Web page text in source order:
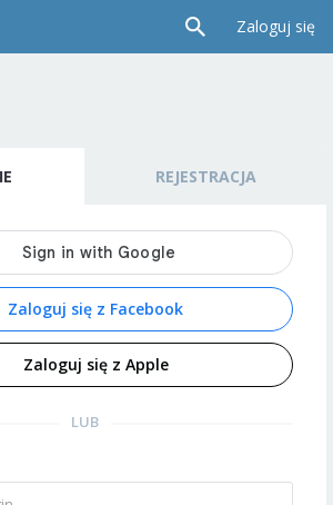
Zaloguj się
REJESTRACJA
Zaloguj się z Facebook
Zaloguj się z Apple
LUB